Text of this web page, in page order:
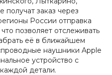
заказ через
России отправка
позволяет отслеживать
её в ближайшем
наушники Apple
устройство с
детали.